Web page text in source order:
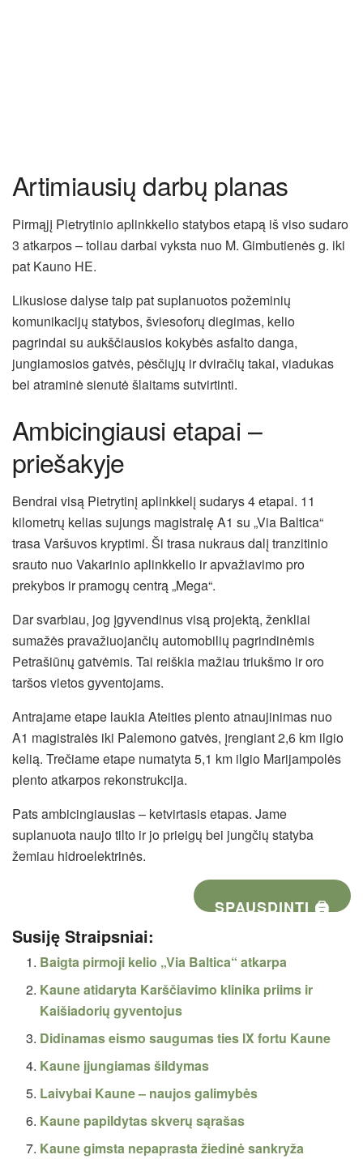
Artimiausių darbų planas
Pirmąjį Pietrytinio aplinkkelio statybos etapą iš viso sudaro
3 atkarpos – toliau darbai vyksta nuo M. Gimbutienės g. iki
pat Kauno HE.
Likusiose dalyse taip pat suplanuotos požeminių
komunikacijų statybos, šviesoforų diegimas, kelio
pagrindai su aukščiausios kokybės asfalto danga,
jungiamosios gatvės, pėsčiųjų ir dviračių takai, viadukas
bei atraminė sienutė šlaitams sutvirtinti.
Ambicingiausi etapai –
priešakyje
Bendrai visą Pietrytinį aplinkkelį sudarys 4 etapai. 11
kilometrų kelias sujungs magistralę A1 su „Via Baltica“
trasa Varšuvos kryptimi. Ši trasa nukraus dalį tranzitinio
srauto nuo Vakarinio aplinkkelio ir apvažiavimo pro
prekybos ir pramogų centrą „Mega“.
Dar svarbiau, jog įgyvendinus visą projektą, ženkliai
sumažės pravažiuojančių automobilių pagrindinėmis
Petrašiūnų gatvėmis. Tai reiškia mažiau triukšmo ir oro
taršos vietos gyventojams.
Antrajame etape laukia Ateities plento atnaujinimas nuo
A1 magistralės iki Palemono gatvės, įrengiant 2,6 km ilgio
kelią. Trečiame etape numatyta 5,1 km ilgio Marijampolės
plento atkarpos rekonstrukcija.
Pats ambicingiausias – ketvirtasis etapas. Jame
suplanuota naujo tilto ir jo prieigų bei jungčių statyba
žemiau hidroelektrinės.
SPAUSDINTI 🖨
Susiję Straipsniai:
Baigta pirmoji kelio „Via Baltica“ atkarpa
Kaune atidaryta Karščiavimo klinika priims ir
Kaišiadorių gyventojus
Didinamas eismo saugumas ties IX fortu Kaune
Kaune įjungiamas šildymas
Laivybai Kaune – naujos galimybės
Kaune papildytas skverų sąrašas
Kaune gimsta nepaprasta žiedinė sankryža